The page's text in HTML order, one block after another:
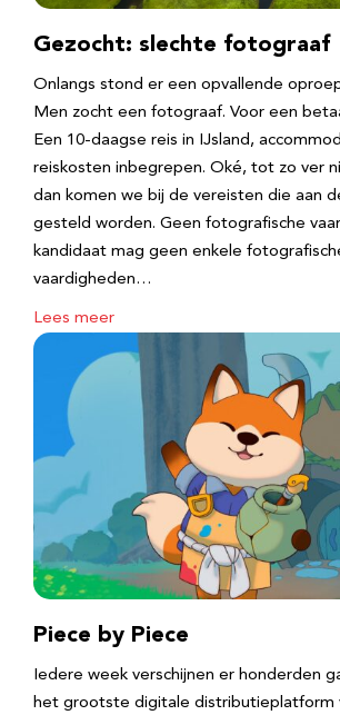
Gezocht: slechte fotograaf
Onlangs stond er een opvallende
Men zocht een fotograaf. Voor een
Een 10-daagse reis in IJsland,
reiskosten inbegrepen. Oké, tot zo ver
dan komen we bij de vereisten die aan
gesteld worden. Geen fotografische
kandidaat mag geen enkele
vaardigheden…
Lees meer
Piece by Piece
Iedere week verschijnen er honderden
het grootste digitale distributieplatform